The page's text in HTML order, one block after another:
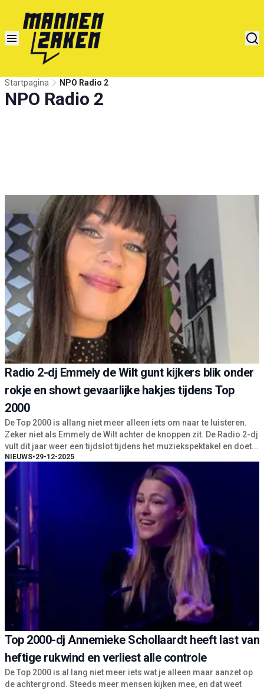
Startpagina NPO Radio 2
NPO Radio 2
Radio 2-dj Emmely de Wilt gunt kijkers blik onder
rokje en showt gevaarlijke hakjes tijdens Top
2000
De Top 2000 is allang niet meer alleen iets om naar te luisteren.
Zeker niet als Emmely de Wilt achter de knoppen zit. De Radio 2-dj
vult dit jaar weer een tijdslot tijdens het muziekspektakel en doet...
NIEUWS•29-12-2025
Top 2000-dj Annemieke Schollaardt heeft last van
heftige rukwind en verliest alle controle
De Top 2000 is al lang niet meer iets wat je alleen maar aanzet op
de achtergrond. Steeds meer mensen kijken mee, en dat weet